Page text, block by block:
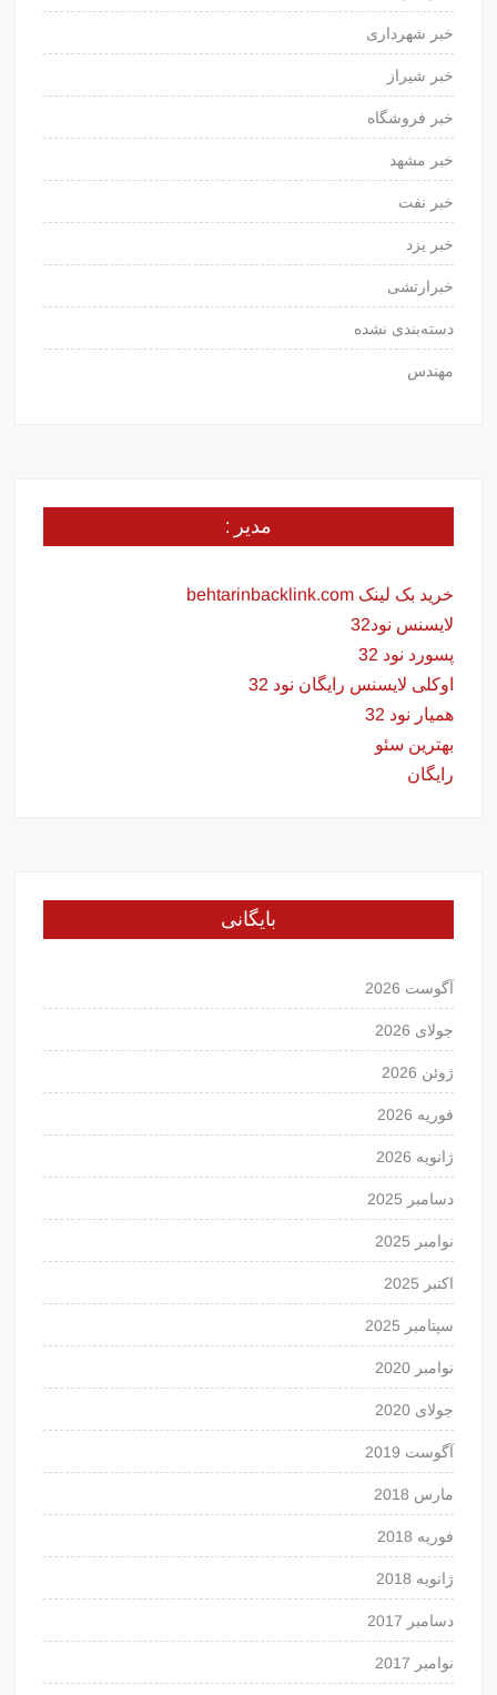
خبر شهرداری
خبر شیراز
خبر فروشگاه
خبر مشهد
خبر نفت
خبر یزد
خبرارتشی
دسته‌بندی نشده
مهندس
مدیر :
خرید بک لینک behtarinbacklink.com
لایسنس نود32
پسورد نود 32
اوکلی لایسنس رایگان نود 32
همیار نود 32
بهترین سئو
رایگان
بایگانی
آگوست 2026
جولای 2026
ژوئن 2026
فوریه 2026
ژانویه 2026
دسامبر 2025
نوامبر 2025
اکتبر 2025
سپتامبر 2025
نوامبر 2020
جولای 2020
آگوست 2019
مارس 2018
فوریه 2018
ژانویه 2018
دسامبر 2017
نوامبر 2017